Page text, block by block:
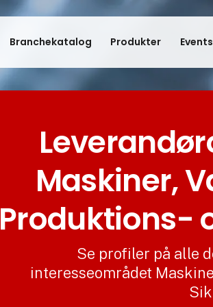
Branchekatalog Produkter
Maskiner,
Produktions-
Se profiler på alle
interesseområdet